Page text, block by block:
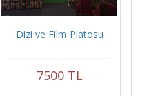
Dizi ve Film Platosu
7500 TL